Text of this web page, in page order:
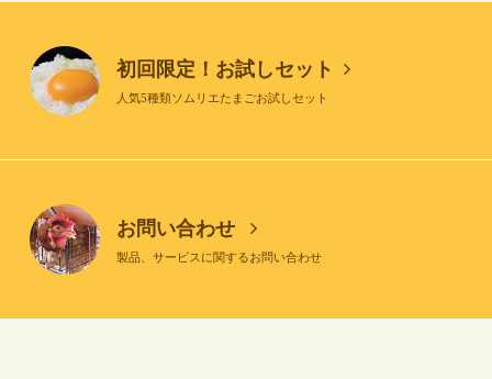
初回限定！お試しセット
人気5種類ソムリエたまごお試しセット
お問い合わせ
製品、サービスに関するお問い合わせ